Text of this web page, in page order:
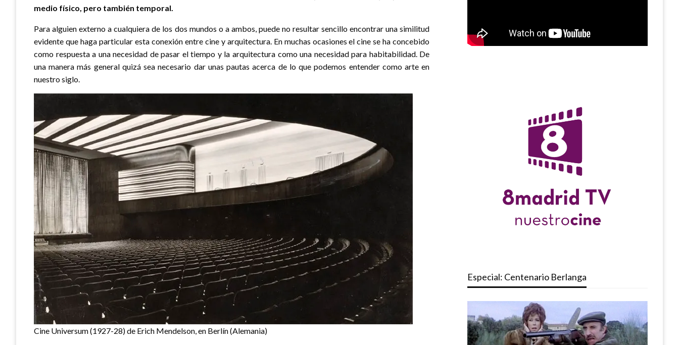
medio físico, pero también temporal.
Para alguien externo a cualquiera de los dos mundos o a ambos, puede no resultar sencillo encontrar una similitud
evidente que haga particular esta conexión entre cine y arquitectura. En muchas ocasiones el cine se ha concebido
como respuesta a una necesidad de pasar el tiempo y la arquitectura como una necesidad para habitabilidad. De
una manera más general quizá sea necesario dar unas pautas acerca de lo que podemos entender como arte en
nuestro siglo.
Cine Universum (1927-28) de Erich Mendelson, en Berlín (Alemania)
Especial: Centenario Berlanga